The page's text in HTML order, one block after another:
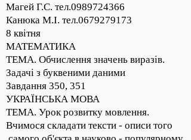
Магей Г.С. тел.0989724366
Канюка М.І. тел.0679279173
8 квітня
МАТЕМАТИКА
ТЕМА. Обчислення значень виразів.
Задачі з буквеними даними
Завдання 350, 351
УКРАЇНСЬКА МОВА
ТЕМА. Урок розвитку мовлення.
Вчимося складати тексти - описи того